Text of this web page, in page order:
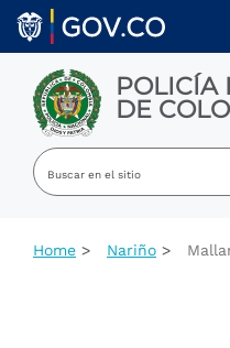
Skip to main content
POLICÍA
DE
Home Nariño